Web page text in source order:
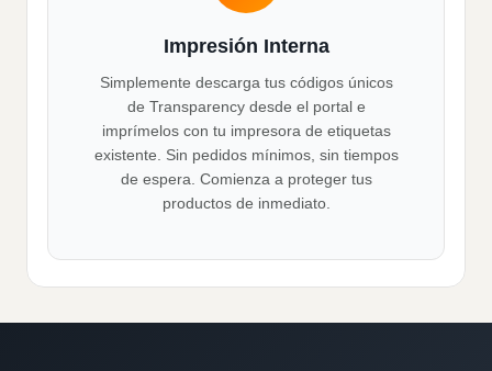
Impresión Interna
Simplemente descarga tus códigos únicos
de Transparency desde el portal e
imprímelos con tu impresora de etiquetas
existente. Sin pedidos mínimos, sin tiempos
de espera. Comienza a proteger tus
productos de inmediato.